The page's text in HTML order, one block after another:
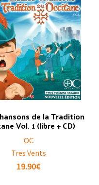
de la Tradition
Vol. 1 (libre + CD)
OC
Tres Vents
19.90€